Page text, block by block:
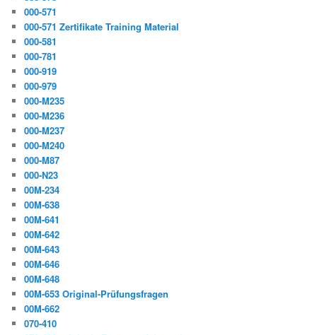
000-571
000-571 Zertifikate Training Material
000-581
000-781
000-919
000-979
000-M235
000-M236
000-M237
000-M240
000-M87
000-N23
00M-234
00M-638
00M-641
00M-642
00M-643
00M-646
00M-648
00M-653 Original-Prüfungsfragen
00M-662
070-410